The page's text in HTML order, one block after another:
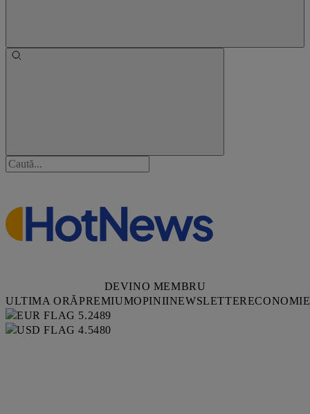
DEVINO MEMBRU
ULTIMA ORĂPREMIUMOPINIINEWSLETTERECONOMIE
5.2489
4.5480